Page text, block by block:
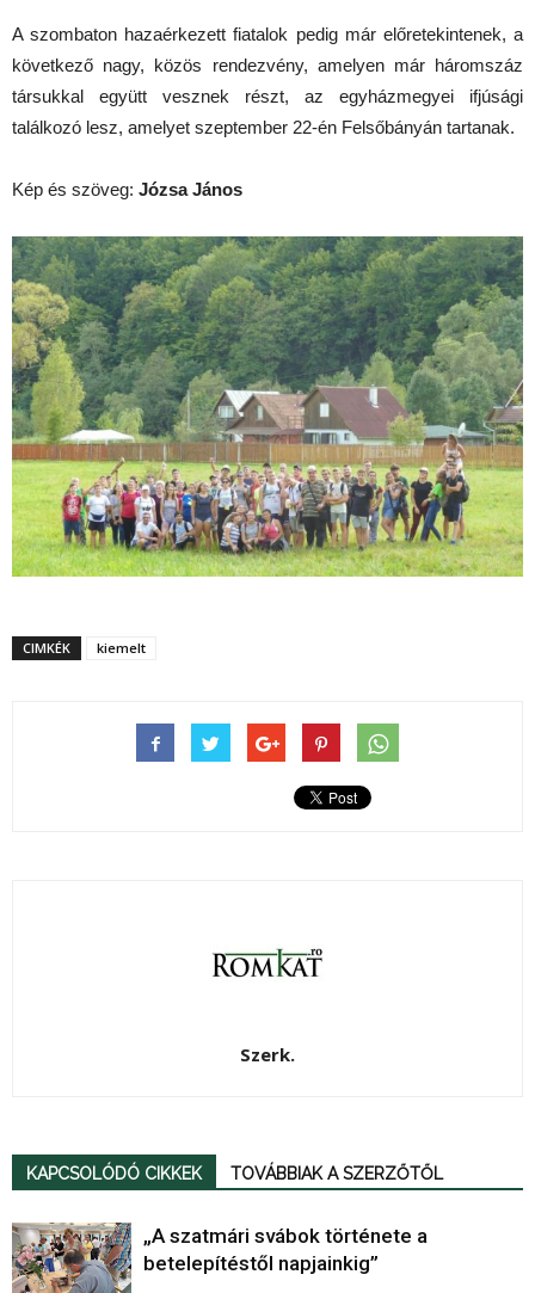
A szombaton hazaérkezett fiatalok pedig már előretekintenek, a
következő nagy, közös rendezvény, amelyen már háromszáz
társukkal együtt vesznek részt, az egyházmegyei ifjúsági
találkozó lesz, amelyet szeptember 22-én Felsőbányán tartanak.
Kép és szöveg: Józsa János
CIMKÉK kiemelt
Szerk.
KAPCSOLÓDÓ CIKKEK TOVÁBBIAK A SZERZŐTŐL
„A szatmári svábok története a
betelepítéstől napjainkig”